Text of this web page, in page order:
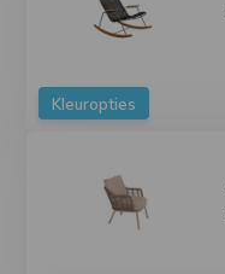
Kleuropties